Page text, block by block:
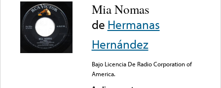
Mia Nomas
de Hermanas
Hernández
Bajo Licencia De Radio Corporation of
America.